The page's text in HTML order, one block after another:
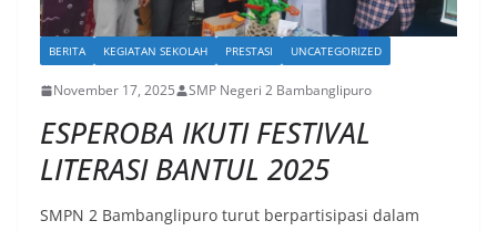
BERITA KEGIATAN SEKOLAH PRESTASI UNCATEGORIZED
November 17, 2025 SMP Negeri 2 Bambanglipuro
ESPEROBA IKUTI FESTIVAL
LITERASI BANTUL 2025
SMPN 2 Bambanglipuro turut berpartisipasi dalam